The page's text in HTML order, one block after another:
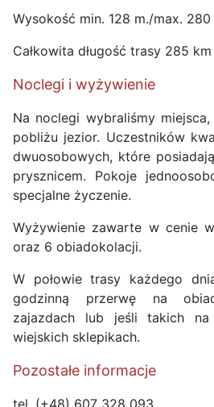
Wysokość min. 128 m./max. 280
Całkowita długość trasy 285 km
Noclegi i wyżywienie
Na noclegi wybraliśmy
pobliżu jezior. Uczestników
dwuosobowych, które
prysznicem. Pokoje
specjalne życzenie.
Wyżywienie zawarte w cenie
oraz 6 obiadokolacji.
W połowie trasy każdego
godzinną przerwę na
zajazdach lub jeśli takich
wiejskich sklepikach.
Pozostałe informacje
tel. (+48) 607 328 093